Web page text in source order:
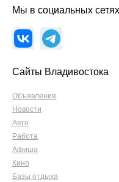
Мы в социальных сетях
Сайты Владивостока
Объявления
Новости
Авто
Работа
Афиша
Кино
Базы отдыха